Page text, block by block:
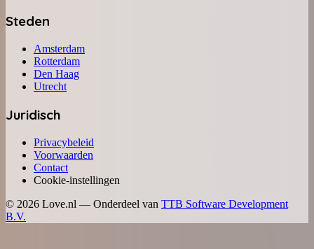
Steden
Amsterdam
Rotterdam
Den Haag
Utrecht
Juridisch
Privacybeleid
Voorwaarden
Contact
Cookie-instellingen
© 2026 Love.nl — Onderdeel van TTB Software Development
B.V.